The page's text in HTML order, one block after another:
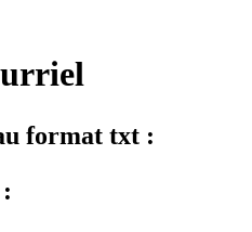
format txt :